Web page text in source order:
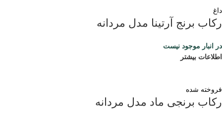
داغ
رکاب برنج آرتینا مدل مردانه
در انبار موجود نیست
اطلاعات بیشتر
فروخته شده
رکاب برنجی ماد مدل مردانه